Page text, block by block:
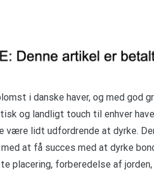
i danske haver, og med god
og landligt touch til enhver
være lidt udfordrende at dyrke.
at få succes med at dyrke
placering, forberedelse af